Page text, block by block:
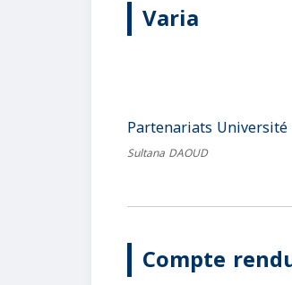
Varia
Partenariats
Sultana DAOUD
Compte